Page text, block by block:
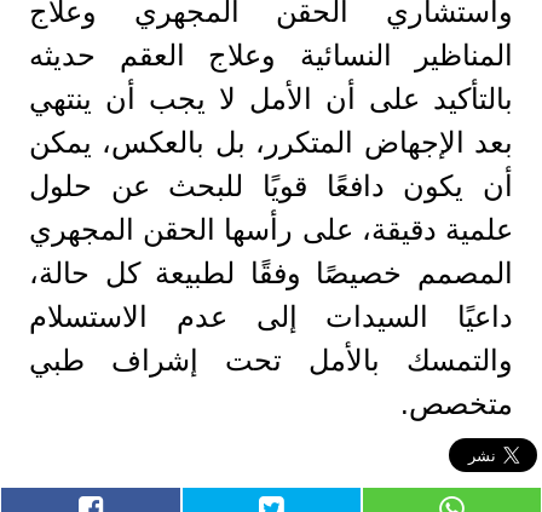
واستشاري الحقن المجهري وعلاج
المناظير النسائية وعلاج العقم حديثه
بالتأكيد على أن الأمل لا يجب أن ينتهي
بعد الإجهاض المتكرر، بل بالعكس، يمكن
أن يكون دافعًا قويًا للبحث عن حلول
علمية دقيقة، على رأسها الحقن المجهري
المصمم خصيصًا وفقًا لطبيعة كل حالة،
داعيًا السيدات إلى عدم الاستسلام
والتمسك بالأمل تحت إشراف طبي
متخصص.